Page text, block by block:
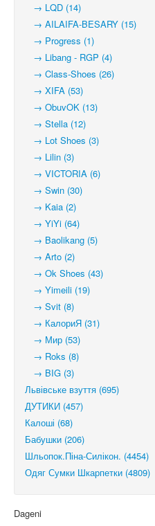
→ LQD (14)
→ AILAIFA-BESARY (15)
→ Progress (1)
→ Libang - RGP (4)
→ Class-Shoes (26)
→ XIFA (53)
→ ObuvOK (13)
→ Stella (12)
→ Lot Shoes (3)
→ Lilin (3)
→ VICTORIA (6)
→ Swin (30)
→ Kaia (2)
→ YiYi (64)
→ Baolikang (5)
→ Arto (2)
→ Ok Shoes (43)
→ Yimeili (19)
→ Svit (8)
→ КалориЯ (31)
→ Мир (53)
→ Roks (8)
→ BIG (3)
Львівське взуття (695)
ДУТИКИ (457)
Калоші (68)
Бабушки (206)
Шльопок.Піна-Силікон. (4454)
Одяг Сумки Шкарпетки (4809)
Dageni